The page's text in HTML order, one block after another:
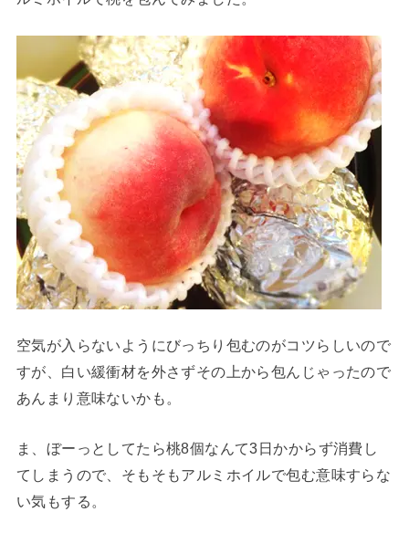
空気が入らないようにびっちり包むのがコツらしいので
すが、白い緩衝材を外さずその上から包んじゃったので
あんまり意味ないかも。
ま、ぼーっとしてたら桃8個なんて3日かからず消費し
てしまうので、そもそもアルミホイルで包む意味すらな
い気もする。